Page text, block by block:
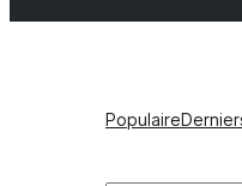
Populaire